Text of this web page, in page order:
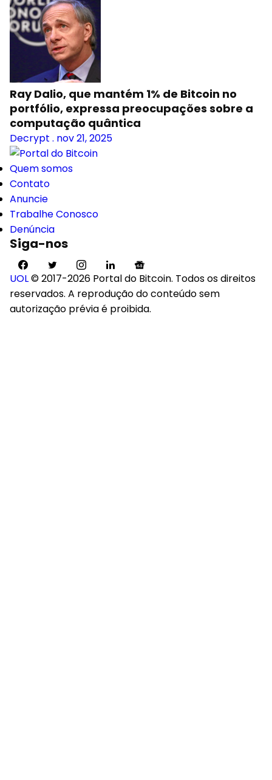
Ray Dalio, que mantém 1% de Bitcoin no
portfólio, expressa preocupações sobre a
computação quântica
Decrypt . nov 21, 2025
Quem somos
Contato
Anuncie
Trabalhe Conosco
Denúncia
Siga-nos
UOL© 2017-2026 Portal do Bitcoin. Todos os direitos
reservados. A reprodução do conteúdo sem
autorização prévia é proibida.